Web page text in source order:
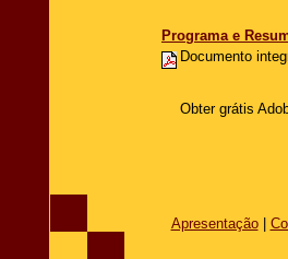
Programa e
Documento
Obter grátis
Apresentação|